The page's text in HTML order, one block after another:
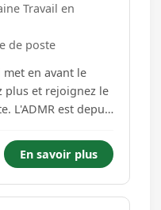
Travail en
de poste
en avant le
plus et rejoignez le
L'ADMR est depuis
partagent tous les
personne,
En savoir plus